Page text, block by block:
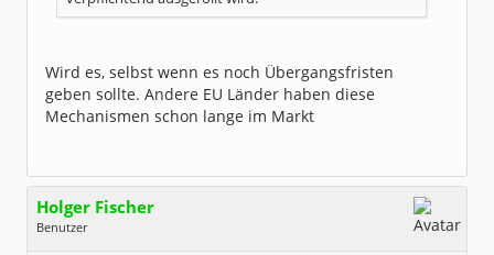
Wird es, selbst wenn es noch Übergangsfristen
geben sollte. Andere EU Länder haben diese
Mechanismen schon lange im Markt
Holger Fischer
Benutzer
Geschlecht: